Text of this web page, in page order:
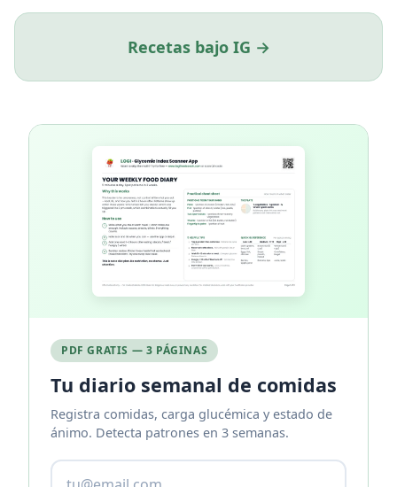
Recetas bajo IG →
PDF GRATIS — 3 PÁGINAS
Tu diario semanal de comidas
Registra comidas, carga glucémica y estado de
ánimo. Detecta patrones en 3 semanas.